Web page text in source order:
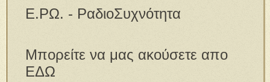
Ε.ΡΩ. - ΡαδιοΣυχνότητα
Μπορείτε να μας ακούσετε απο
ΕΔΩ